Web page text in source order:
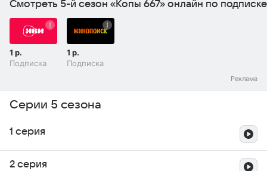
Смотреть 5-й сезон «Копы 667» онлайн по подписке
1 р.
Подписка
1 р.
Подписка
Серии 5 сезона
1 серия
2 серия